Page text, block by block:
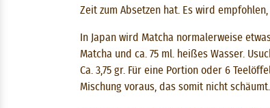
Zeit zum Absetzen hat. Es wird
In Japan wird Matcha normalerweise
Matcha und ca. 75 ml. heißes Wasser.
Ca. 3,75 gr. Für eine Portion oder 6
Mischung voraus, das somit nicht